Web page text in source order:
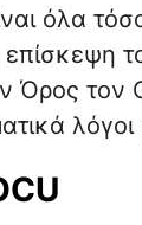
όλα
Όρος
λόγοι